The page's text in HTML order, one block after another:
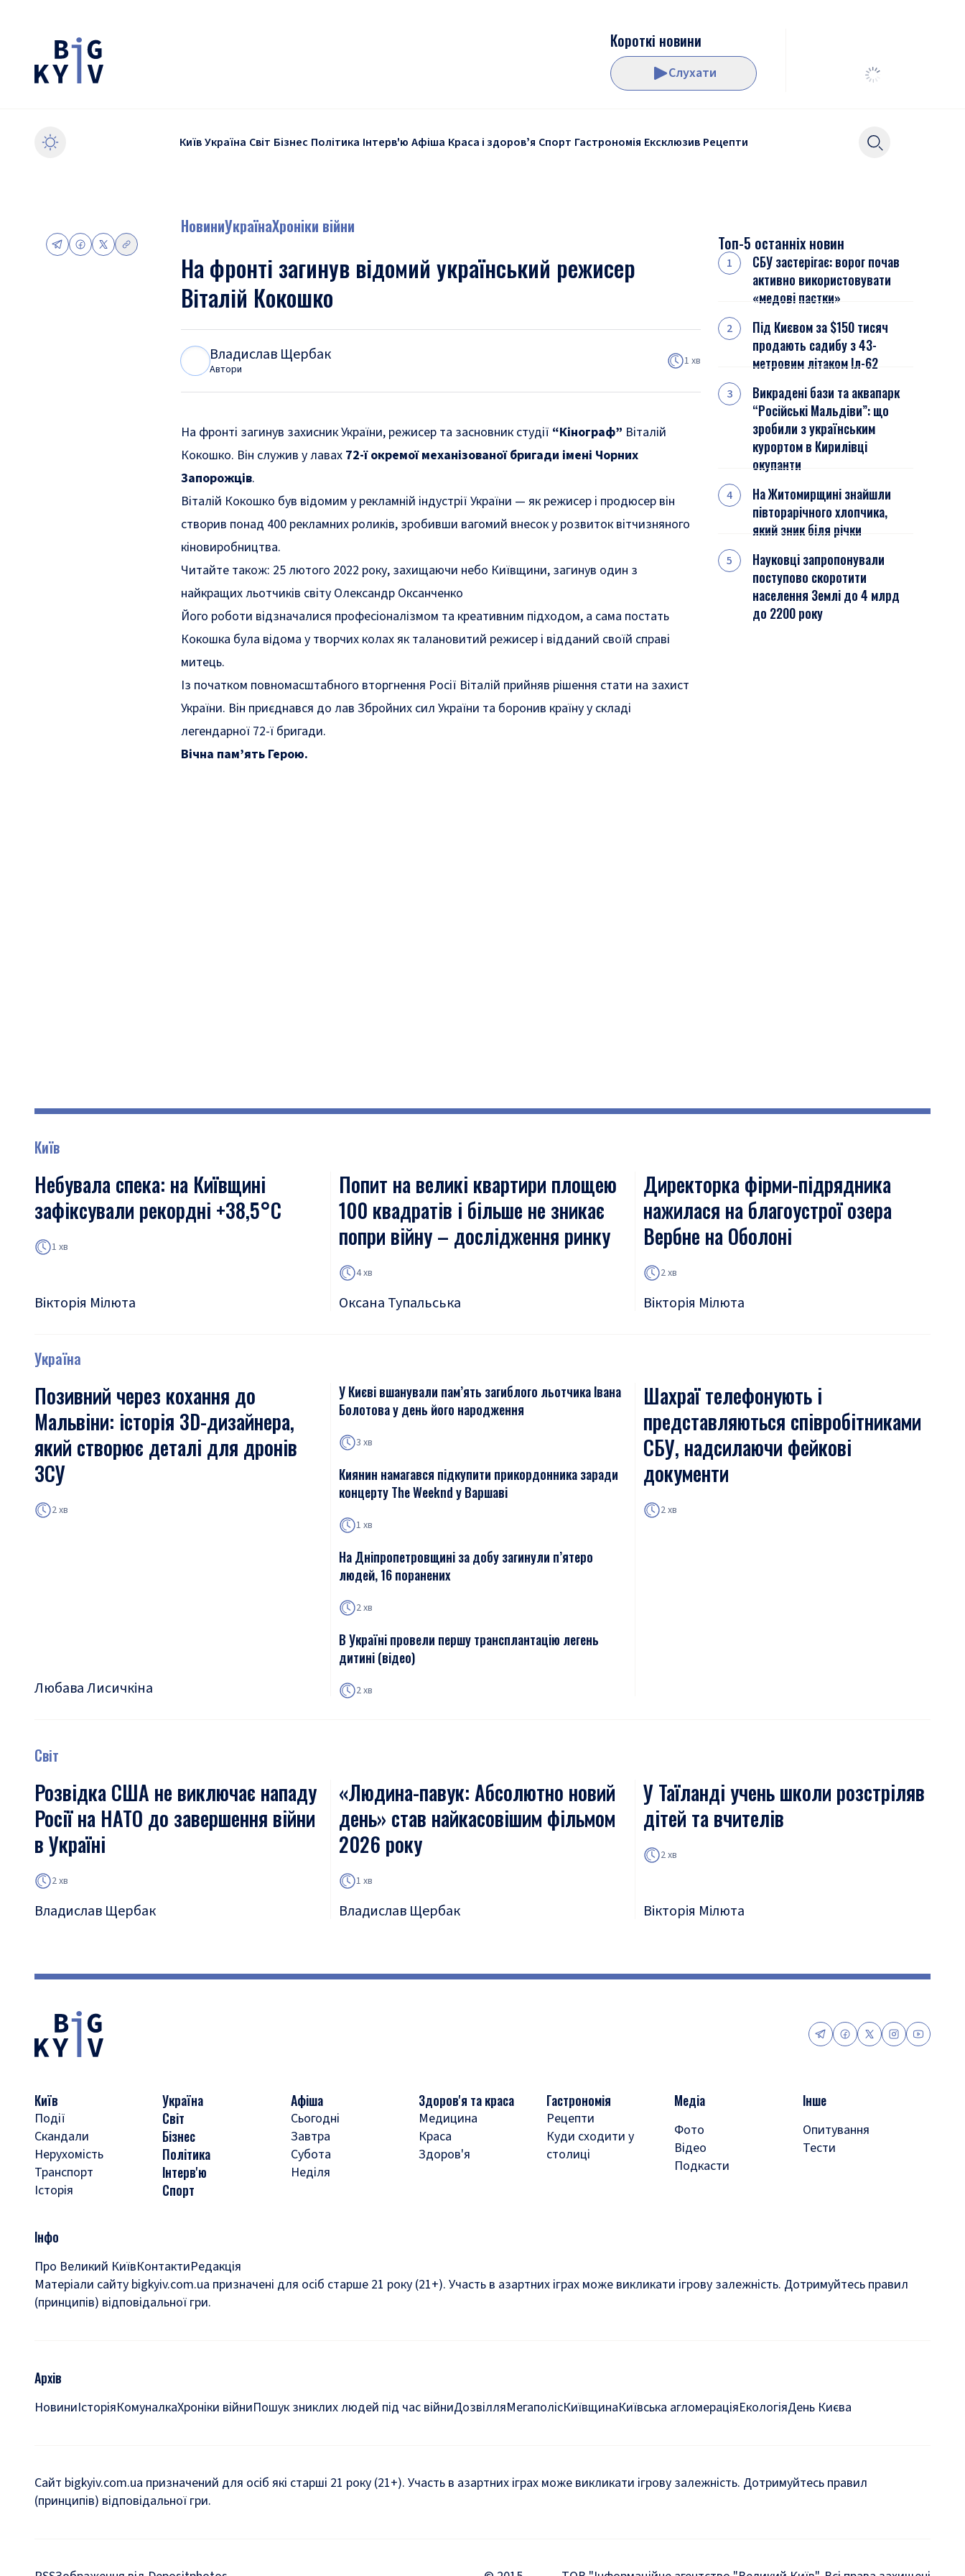
Короткі новини
Слухати
КиївУкраїна Світ Бізнес Політика Інтерв'ю Афіша Краса і здоровʼя Спорт Гастрономія Ексклюзив Рецепти
НовиниУкраїнаХроніки війни
На фронті загинув відомий український режисер
Віталій Кокошко
Владислав Щербак
Автори
1 хв
На фронті загинув захисник України, режисер та засновник студії “Кінограф” Віталій
Кокошко. Він служив у лавах 72-ї окремої механізованої бригади імені Чорних
Запорожців.
Віталій Кокошко був відомим у рекламній індустрії України — як режисер і продюсер він
створив понад 400 рекламних роликів, зробивши вагомий внесок у розвиток вітчизняного
кіновиробництва.
Читайте також: 25 лютого 2022 року, захищаючи небо Київщини, загинув один з
найкращих льотчиків світу Олександр Оксанченко
Його роботи відзначалися професіоналізмом та креативним підходом, а сама постать
Кокошка була відома у творчих колах як талановитий режисер і відданий своїй справі
митець.
Із початком повномасштабного вторгнення Росії Віталій прийняв рішення стати на захист
України. Він приєднався до лав Збройних сил України та боронив країну у складі
легендарної 72-ї бригади.
Вічна пам’ять Герою.
Топ-5 останніх новин
СБУ застерігає: ворог почав
активно використовувати
«медові пастки»
Під Києвом за $150 тисяч
продають садибу з 43-
метровим літаком Іл-62
Викрадені бази та аквапарк
“Російські Мальдіви”: що
зробили з українським
курортом в Кирилівці
окупанти
На Житомирщині знайшли
півторарічного хлопчика,
який зник біля річки
Науковці запропонували
поступово скоротити
населення Землі до 4 млрд
до 2200 року
Київ
Небувала спека: на Київщині
зафіксували рекордні +38,5°С
1 хв
Вікторія Мілюта
Попит на великі квартири площею
100 квадратів і більше не зникає
попри війну – дослідження ринку
4 хв
Оксана Тупальська
Директорка фірми-підрядника
нажилася на благоустрої озера
Вербне на Оболоні
2 хв
Вікторія Мілюта
Україна
Позивний через кохання до
Мальвіни: історія 3D-дизайнера,
який створює деталі для дронів
ЗСУ
2 хв
Любава Лисичкіна
У Києві вшанували пам’ять загиблого льотчика Івана
Болотова у день його народження
3 хв
Киянин намагався підкупити прикордонника заради
концерту The Weeknd у Варшаві
1 хв
На Дніпропетровщині за добу загинули п’ятеро
людей, 16 поранених
2 хв
В Україні провели першу трансплантацію легень
дитині (відео)
2 хв
Шахраї телефонують і
представляються співробітниками
СБУ, надсилаючи фейкові
документи
2 хв
Світ
Розвідка США не виключає нападу
Росії на НАТО до завершення війни
в Україні
2 хв
Владислав Щербак
«Людина-павук: Абсолютно новий
день» став найкасовішим фільмом
2026 року
1 хв
Владислав Щербак
У Таїланді учень школи розстріляв
дітей та вчителів
2 хв
Вікторія Мілюта
Київ
Події
Скандали
Нерухомість
Транспорт
Історія
Україна
Світ
Бізнес
Політика
Інтерв'ю
Спорт
Афіша
Сьогодні
Завтра
Субота
Неділя
Здоров'я та краса
Медицина
Краса
Здоров'я
Гастрономія
Рецепти
Куди сходити у
столиці
Медіа
Фото
Відео
Подкасти
Інше
Опитування
Тести
Інфо
Про Великий КиївКонтактиРедакція
Матеріали сайту bigkyiv.com.ua призначені для осіб старше 21 року (21+). Участь в азартних іграх може викликати ігрову залежність. Дотримуйтесь правил
(принципів) відповідальної гри.
Архів
НовиниІсторіяКомуналкаХроніки війниПошук зниклих людей під час війниДозвілляМегаполісКиївщинаКиївська агломераціяЕкологіяДень Києва
Сайт bigkyiv.com.ua призначений для осіб які старші 21 року (21+). Участь в азартних іграх може викликати ігрову залежність. Дотримуйтесь правил
(принципів) відповідальної гри.